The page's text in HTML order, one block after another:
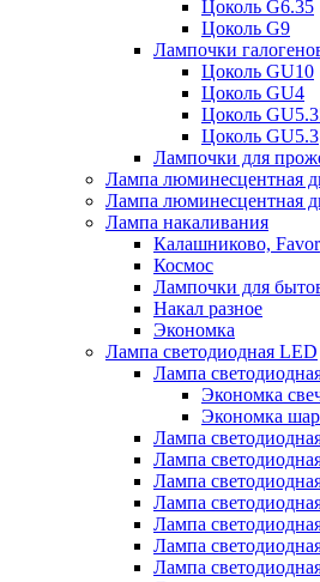
Цоколь G6.35
Цоколь G9
Лампочки
Цоколь GU10
Цоколь GU4
Цоколь
Цоколь GU5.3
Лампочки для
Лампа люминесцентная
Лампа люминесцентная
Лампа накаливания
Калашниково, Favor
Космос
Лампочки для
Накал разное
Экономка
Лампа светодиодная LED
Лампа
Экономка
Экономка
Лампа
Лампа
Лампа
Лампа
Лампа
Лампа
Лампа